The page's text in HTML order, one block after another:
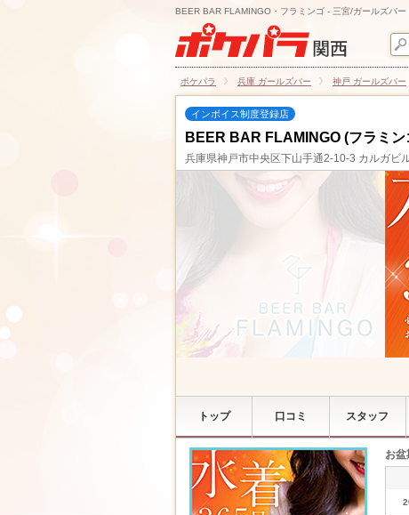
BEER BAR FLAMINGO・フラミンゴ - 三宮/ガールズバー
ポケパラ 兵庫 ガールズバー 神戸 ガールズバー
インボイス制度登録店
BEER BAR FLAMINGO (フラミン
兵庫県神戸市中央区下山手通2-10-3 カルガビ
トップ 口コミ スタッフ
お